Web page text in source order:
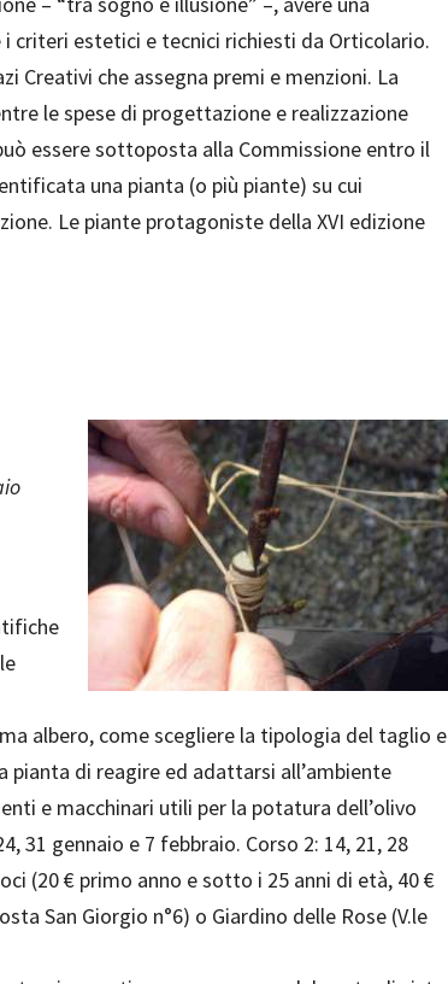
criteri estetici e tecnici richiesti da Orticolario.
Creativi che assegna premi e menzioni. La
le spese di progettazione e realizzazione
essere sottoposta alla Commissione entro il
una pianta (o più piante) su cui
Le piante protagoniste della XVI edizione
albero, come scegliere la tipologia del taglio e
di reagire ed adattarsi all’ambiente
e macchinari utili per la potatura dell’olivo
31 gennaio e 7 febbraio. Corso 2: 14, 21, 28
(20 € primo anno e sotto i 25 anni di età, 40 €
San Giorgio n°6) o Giardino delle Rose (V.le